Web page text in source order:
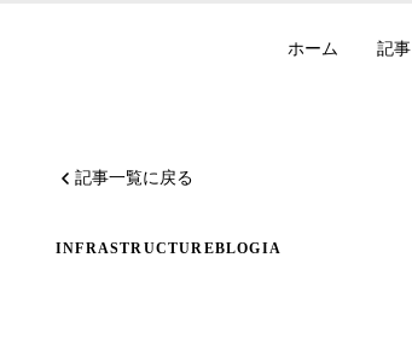
ホーム 記事
記事一覧に戻る
INFRASTRUCTUREBLOGIA